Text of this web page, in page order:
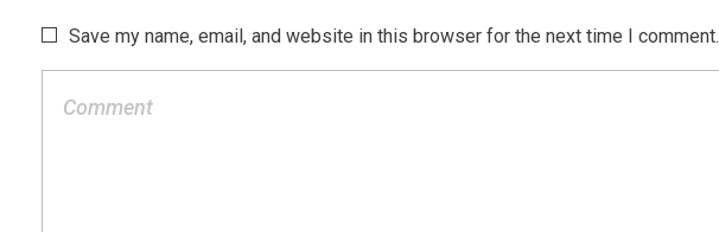
Save my name, email, and website in this browser for the next time I comment.